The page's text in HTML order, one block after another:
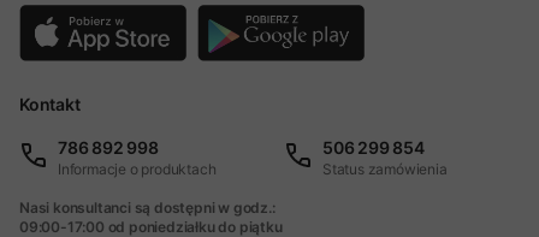
Kontakt
786 892 998
Informacje o produktach
506 299 854
Status zamówienia
Nasi konsultanci są dostępni w godz.:
09:00-17:00 od poniedziałku do piątku